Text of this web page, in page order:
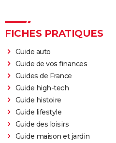
Robert Pattinson de retour
des visages familiers de
annonce
Benjamin Evan
FICHES PRATIQUES
Guide auto
Guide de vos finances
Guides de France
Guide high-tech
Guide histoire
Guide lifestyle
Guide des loisirs
Guide maison et jardin